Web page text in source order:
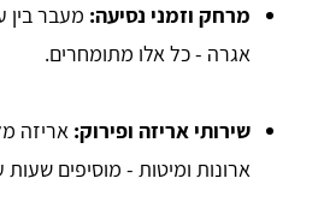
מרחק וזמני נסיעה: מעבר בין
אגרה - כל אלו מתומחרים.
שירותי אריזה ופירוק: אריזה
ארונות ומיטות - מוסיפים שעות